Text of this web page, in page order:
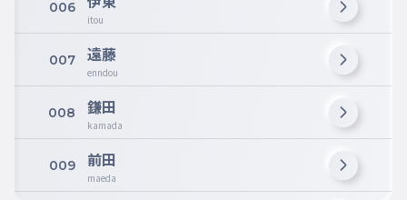
006
itou
007 遠藤
enndou
008 鎌田
kamada
009 前田
maeda